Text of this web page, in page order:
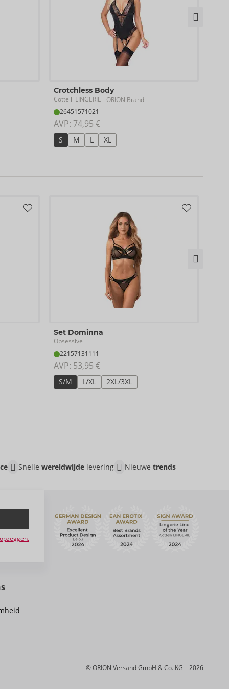
Crotchless Body
Cottelli LINGERIE - ORION Brand
26451571021
AVP: 74,95 €
S M L XL
Set Dominna
Obsessive
22157131111
AVP: 53,95 €
S/M L/XL 2XL/3XL
Snelle wereldwijdelevering Nieuwe trends
© ORION Versand GmbH & Co. KG – 2026